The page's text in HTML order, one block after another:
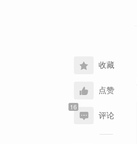
收藏
点赞
评论